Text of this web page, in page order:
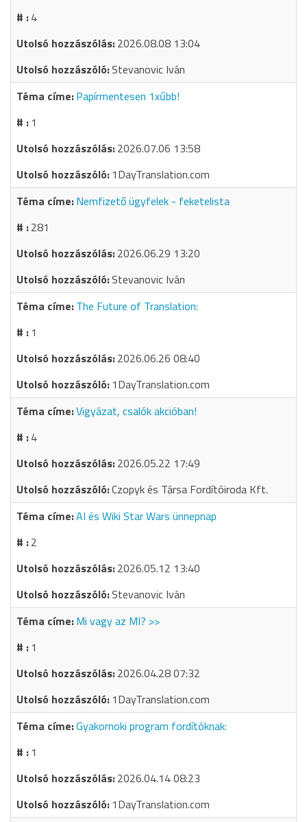
4
2026.08.08 13:04
Stevanovic Iván
Papírmentesen 1xűbb!
1
2026.07.06 13:58
1DayTranslation.com
Nemfizető ügyfelek - feketelista
281
2026.06.29 13:20
Stevanovic Iván
The Future of Translation:
1
2026.06.26 08:40
1DayTranslation.com
Vigyázat, csalók akcióban!
4
2026.05.22 17:49
Czopyk és Társa Fordítóiroda Kft.
AI és Wiki Star Wars ünnepnap
2
2026.05.12 13:40
Stevanovic Iván
Mi vagy az MI? >>
1
2026.04.28 07:32
1DayTranslation.com
Gyakornoki program fordítóknak:
1
2026.04.14 08:23
1DayTranslation.com